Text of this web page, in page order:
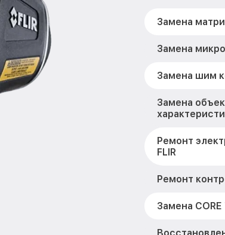
Замена
Замена
Замена шим
Замена
Ремонт
FLIR
Ремонт
Замена CORE